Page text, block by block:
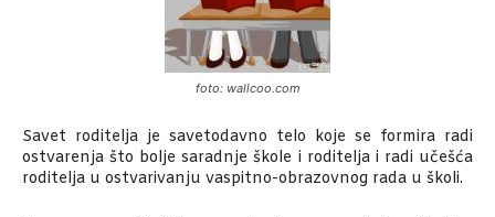
foto: wallcoo.com
Savet roditelja je savetodavno telo koje se formira radi
ostvarenja što bolje saradnje škole i roditelja i radi učešća
roditelja u ostvarivanju vaspitno-obrazovnog rada u školi.